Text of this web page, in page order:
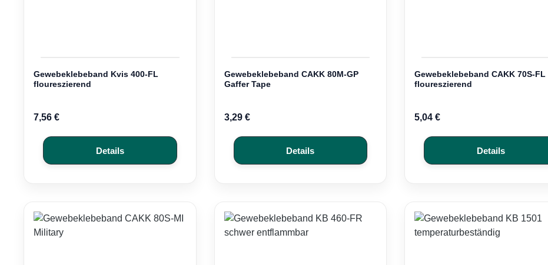
Gewebeklebeband Kvis 400-FL
floureszierend
7,56 €
Details
Gewebeklebeband CAKK 80M-GP
Gaffer Tape
3,29 €
Details
Gewebeklebeband CAKK 70S-FL
floureszierend
5,04 €
Details